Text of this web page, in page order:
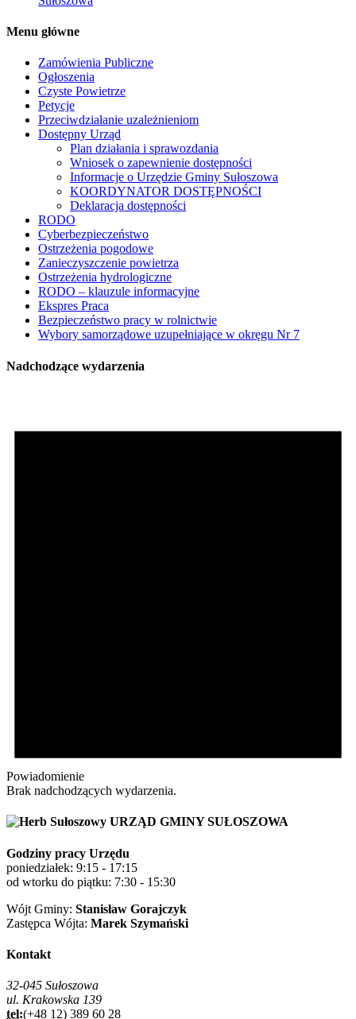
Menu główne
Zamówienia Publiczne
Ogłoszenia
Czyste Powietrze
Petycje
Przeciwdziałanie uzależnieniom
Dostępny Urząd
Plan działania i sprawozdania
Wniosek o zapewnienie dostępności
Informacje o Urzędzie Gminy Sułoszowa
KOORDYNATOR DOSTĘPNOŚCI
Deklaracja dostępności
RODO
Cyberbezpieczeństwo
Ostrzeżenia pogodowe
Zanieczyszczenie powietrza
Ostrzeżenia hydrologiczne
RODO – klauzule informacyjne
Ekspres Praca
Bezpieczeństwo pracy w rolnictwie
Wybory samorządowe uzupełniające w okręgu Nr 7
Nadchodzące wydarzenia
Powiadomienie
Brak nadchodzących wydarzenia.
URZĄD GMINY SUŁOSZOWA
Godziny pracy Urzędu
poniedziałek: 9:15 - 17:15
od wtorku do piątku: 7:30 - 15:30
Wójt Gminy: Stanisław Gorajczyk
Zastępca Wójta: Marek Szymański
Kontakt
32-045 Sułoszowa
ul. Krakowska 139
tel:(+48 12) 389 60 28